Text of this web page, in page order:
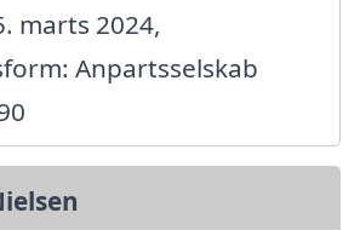
marts 2024,
Anpartsselskab